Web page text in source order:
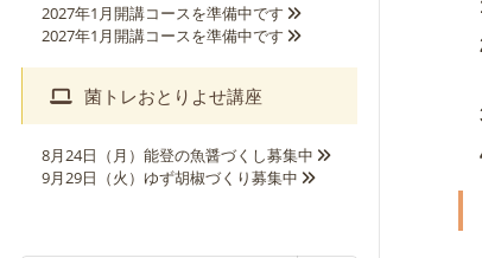
2027年1月開講コースを準備中です
2027年1月開講コースを準備中です
菌トレおとりよせ講座
8月24日（月）能登の魚醤づくし募集中
9月29日（火）ゆず胡椒づくり募集中